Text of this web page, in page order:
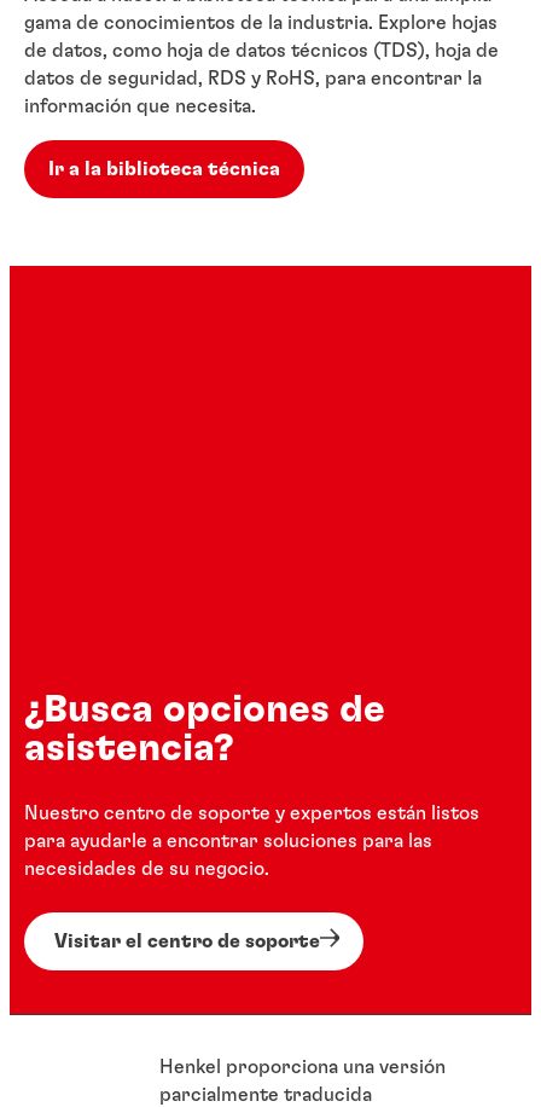
gama de conocimientos de la industria. Explore hojas
de datos, como hoja de datos técnicos (TDS), hoja de
datos de seguridad, RDS y RoHS, para encontrar la
información que necesita.
Ir a la biblioteca técnica
¿Busca opciones de
asistencia?
Nuestro centro de soporte y expertos están listos
para ayudarle a encontrar soluciones para las
necesidades de su negocio.
Visitar el centro de soporte
Henkel proporciona una versión
parcialmente traducida